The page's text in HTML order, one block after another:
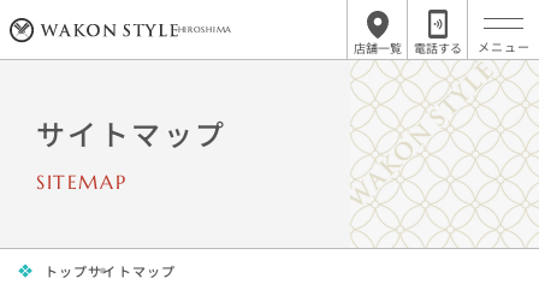
HIROSHIMA
店舗一覧 電話する
サイトマップ
SITEMAP
トップサイトマップ